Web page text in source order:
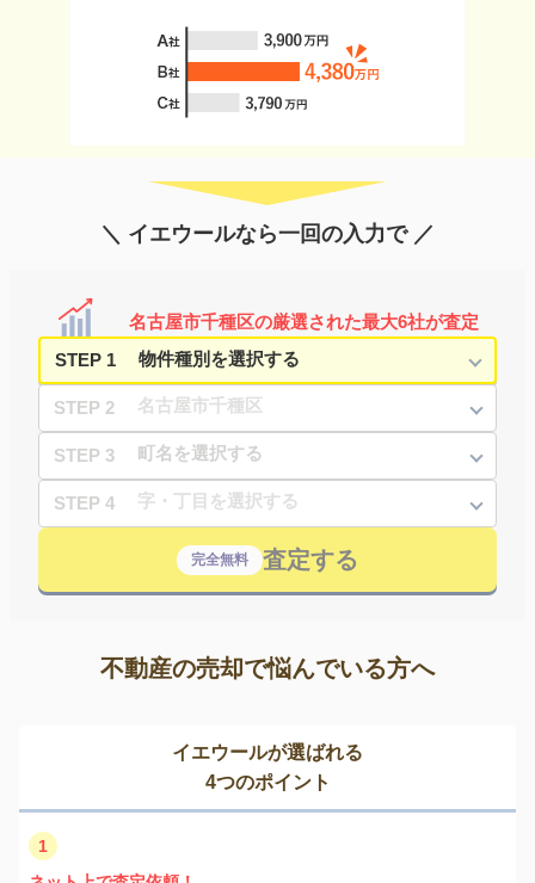
＼ イエウールなら一回の入力で ／
名古屋市千種区の厳選された最大6社が査定
STEP 1
STEP 2
STEP 3
STEP 4
完全無料 査定する
不動産の売却で悩んでいる方へ
イエウールが選ばれる
4つのポイント
1